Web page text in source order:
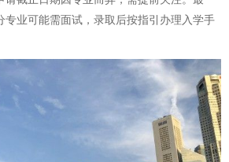
专业可能需面试，录取后按指引办理入学手